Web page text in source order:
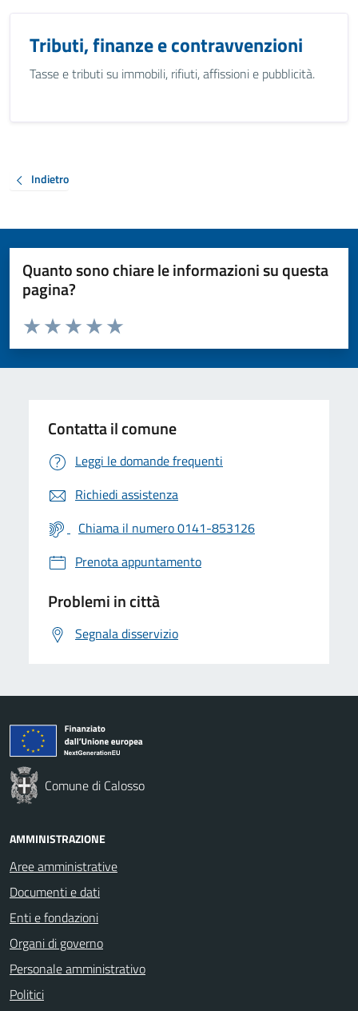
Tributi, finanze e contravvenzioni
Tasse e tributi su immobili, rifiuti, affissioni e pubblicità.
Indietro
Quanto sono chiare le informazioni su questa
pagina?
Valuta da 1 a 5 stelle la pagina
Valuta 5 stelle su 5
Valuta 4 stelle su 5
Valuta 3 stelle su 5
Valuta 2 stelle su 5
Valuta 1 stelle su 5
Contatta il comune
Leggi le domande frequenti
Richiedi assistenza
Chiama il numero 0141-853126
Prenota appuntamento
Problemi in città
Segnala disservizio
Comune di Calosso
AMMINISTRAZIONE
Aree amministrative
Documenti e dati
Enti e fondazioni
Organi di governo
Personale amministrativo
Politici